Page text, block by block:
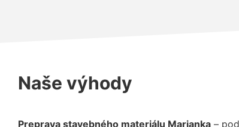
Naše výhody
Preprava stavebného materiálu Marianka –